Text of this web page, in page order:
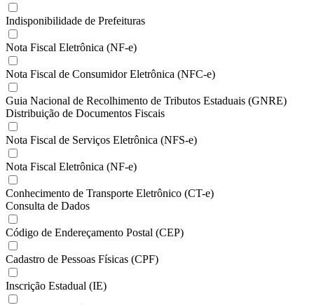
Indisponibilidade de Prefeituras
Nota Fiscal Eletrônica (NF-e)
Nota Fiscal de Consumidor Eletrônica (NFC-e)
Guia Nacional de Recolhimento de Tributos Estaduais (GNRE)
Distribuição de Documentos Fiscais
Nota Fiscal de Serviços Eletrônica (NFS-e)
Nota Fiscal Eletrônica (NF-e)
Conhecimento de Transporte Eletrônico (CT-e)
Consulta de Dados
Código de Endereçamento Postal (CEP)
Cadastro de Pessoas Físicas (CPF)
Inscrição Estadual (IE)